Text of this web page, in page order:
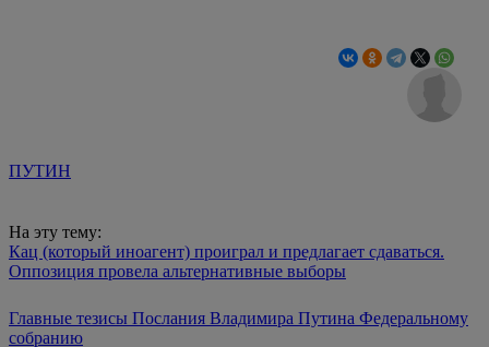
ПУТИН
На эту тему:
Кац (который иноагент) проиграл и предлагает сдаваться.
Оппозиция провела альтернативные выборы
Главные тезисы Послания Владимира Путина Федеральному
собранию